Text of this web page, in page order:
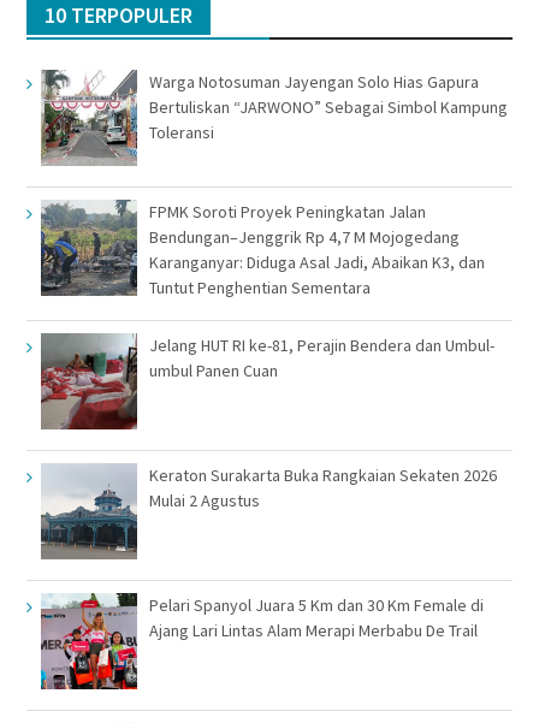
10 TERPOPULER
Warga Notosuman Jayengan Solo Hias Gapura
Bertuliskan “JARWONO” Sebagai Simbol Kampung
Toleransi
FPMK Soroti Proyek Peningkatan Jalan
Bendungan–Jenggrik Rp 4,7 M Mojogedang
Karanganyar: Diduga Asal Jadi, Abaikan K3, dan
Tuntut Penghentian Sementara
Jelang HUT RI ke-81, Perajin Bendera dan Umbul-
umbul Panen Cuan
Keraton Surakarta Buka Rangkaian Sekaten 2026
Mulai 2 Agustus
Pelari Spanyol Juara 5 Km dan 30 Km Female di
Ajang Lari Lintas Alam Merapi Merbabu De Trail